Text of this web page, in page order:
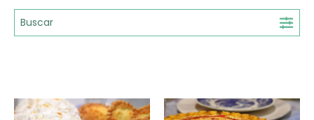
Hot Pancakes
mi Papá
Cupcakes y
Muffins
Novedades
15' 25' 35' +35'